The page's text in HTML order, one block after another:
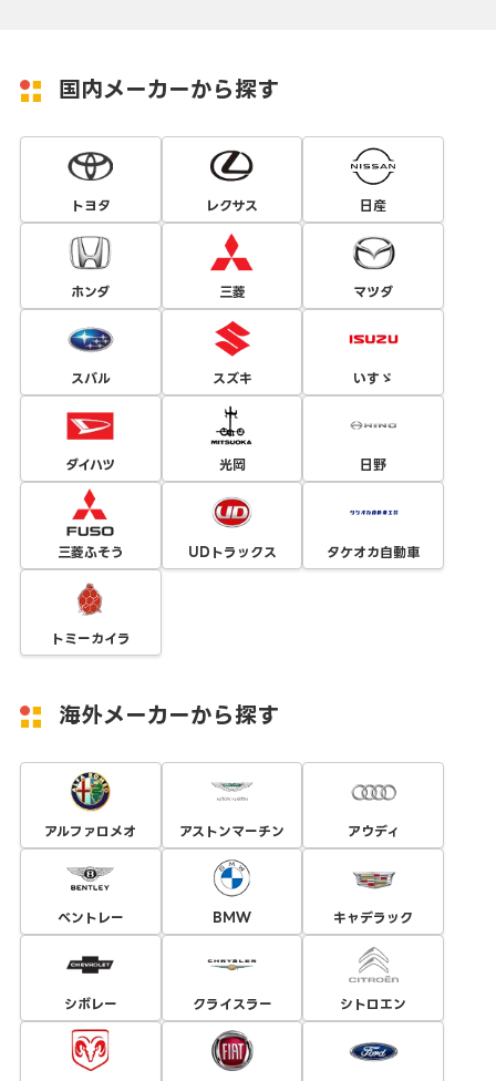
国内メーカーから探す
トヨタ レクサス 日産
ホンダ 三菱 マツダ
スバル スズキ いすゞ
ダイハツ 光岡 日野
三菱ふそう UDトラックス タケオカ自動車
トミーカイラ
海外メーカーから探す
アルファロメオ アストンマーチン アウディ
ベントレー BMW キャデラック
シボレー クライスラー シトロエン